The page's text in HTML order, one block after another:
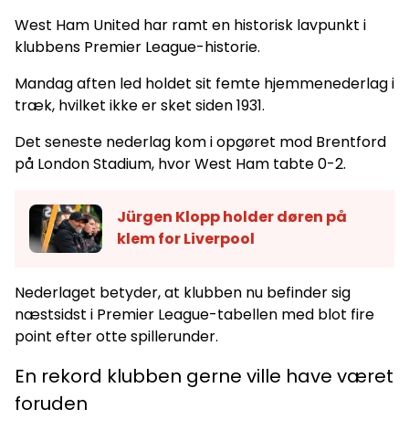
West Ham United har ramt en historisk lavpunkt i
klubbens Premier League-historie.
Mandag aften led holdet sit femte hjemmenederlag i
træk, hvilket ikke er sket siden 1931.
Det seneste nederlag kom i opgøret mod Brentford
på London Stadium, hvor West Ham tabte 0-2.
Jürgen Klopp holder døren på
klem for Liverpool
Nederlaget betyder, at klubben nu befinder sig
næstsidst i Premier League-tabellen med blot fire
point efter otte spillerunder.
En rekord klubben gerne ville have været
foruden